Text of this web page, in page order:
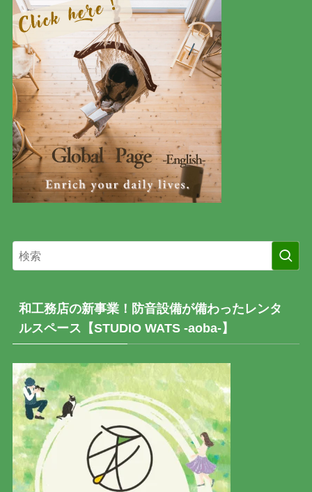
和工務店の新事業！防音設備が備わったレンタ
ルスペース【STUDIO WATS -aoba-】